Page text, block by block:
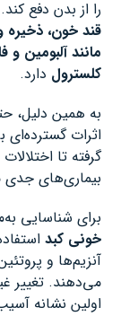
را از بدن دفع
قند خون، ذخیره
مانند آلبومین
کلسترول دارد.
به همین دلیل،
اثرات
گرفته تا
بیماری‌های جدی
برای شناسایی
خونی کبد
آنزیم‌ها و
می‌دهند. تغییر
اولین نشانه